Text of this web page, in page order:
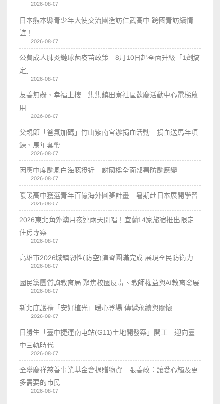
2026-08-07
日本熊本縣青少年大使交流團造訪仁武高中 跨國青訪續情
誼！
2026-08-07
公費成人肺炎鏈球菌疫苗政策 8月10日起全面升級「1劑搞
定」
2026-08-07
友善無礙、幸福上樓 集集鎮田寮社區歡慶活動中心電梯啟
用
2026-08-07
父親節「爸氣加碼」竹山紫南宮辦捐血活動 捐血送馬年項
鍊、馬年套幣
2026-08-07
因應中度颱風白海豚接近 謝國樑全面部署防颱應變
2026-08-07
暖暖高中獲選青年百億海外圓夢計畫 暑期赴日本展開學習
2026-08-07
2026東北角外澳月夜連兩天開唱！宜蘭14家旅宿推出限定
住房專案
2026-08-07
高雄市2026城鎮韌性(防空)演習圓滿完成 展現全民防衛力
2026-08-07
國民黨團質詢教育局 聚焦校園反毒、教師權益與AI教育發展
2026-08-07
新北庇護禮「安好植光」暖心登場 傳遞永續與關懷
2026-08-07
日勝生「臺中捷運南屯站(G11)土地開發案」開工 迎向臺
中三軌時代
2026-08-07
全聯慶祥慈善事業基金會捐贈物資 張善政：讓愛心觸及更
多需要的市民
2026-08-07